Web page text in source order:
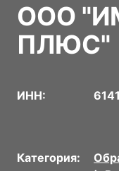
ООО
ПЛЮС"
ИНН:
Категория: